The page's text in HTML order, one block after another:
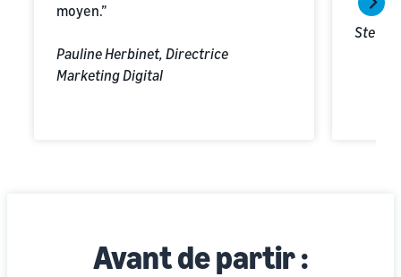
moyen.”
Pauline Herbinet, Directrice
Marketing Digital
Steven
Avant de partir :